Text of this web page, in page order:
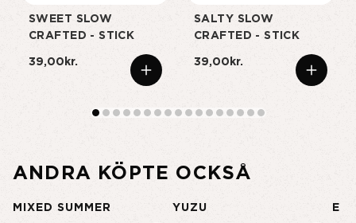
SWEET SLOW
CRAFTED - STICK
39,00kr.
SALTY SLOW
CRAFTED - STICK
39,00kr.
ANDRA KÖPTE OCKSÅ
MIXED SUMMER YUZU E -